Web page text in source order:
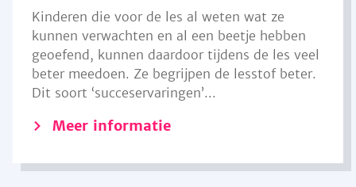
Kinderen die voor de les al weten wat ze
kunnen verwachten en al een beetje hebben
geoefend, kunnen daardoor tijdens de les veel
beter meedoen. Ze begrijpen de lesstof beter.
Dit soort ‘succeservaringen’...
Meer informatie